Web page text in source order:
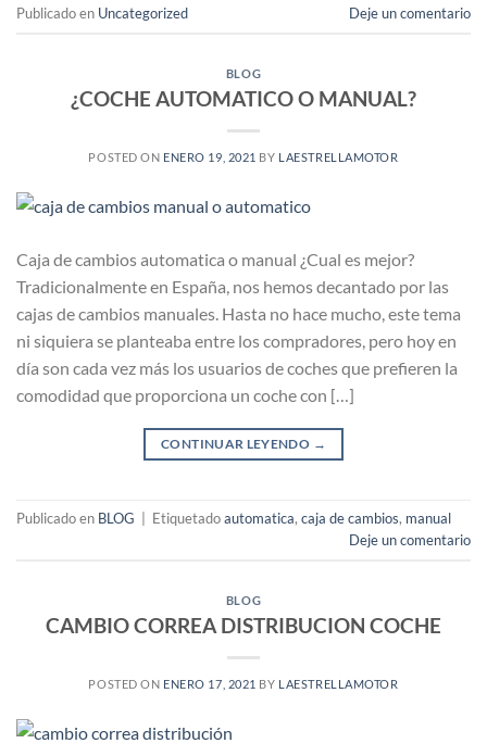
Publicado en Uncategorized Deje un comentario
BLOG
¿COCHE AUTOMATICO O MANUAL?
POSTED ON ENERO 19, 2021 BY LAESTRELLAMOTOR
Caja de cambios automatica o manual ¿Cual es mejor?
Tradicionalmente en España, nos hemos decantado por las
cajas de cambios manuales. Hasta no hace mucho, este tema
ni siquiera se planteaba entre los compradores, pero hoy en
día son cada vez más los usuarios de coches que prefieren la
comodidad que proporciona un coche con […]
CONTINUAR LEYENDO →
Publicado en BLOG Etiquetadoautomatica, caja de cambios, manual
Deje un comentario
BLOG
CAMBIO CORREA DISTRIBUCION COCHE
POSTED ON ENERO 17, 2021 BY LAESTRELLAMOTOR